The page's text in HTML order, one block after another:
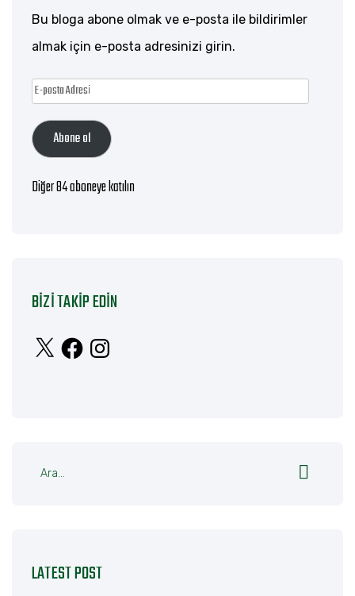
Bu bloga abone olmak ve e-posta ile bildirimler
almak için e-posta adresinizi girin.
E-
AdresiAbone ol
Diğer 84 aboneye katılın
BIZI TAKIP EDIN
X FacebookInstagram
LATEST POST